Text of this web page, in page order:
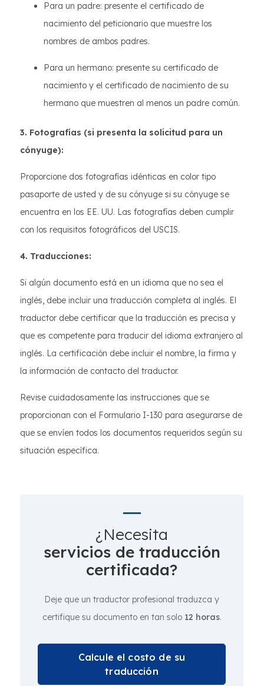
Para un padre: presente el certificado de
nacimiento del peticionario que muestre los
nombres de ambos padres.
Para un hermano: presente su certificado de
nacimiento y el certificado de nacimiento de su
hermano que muestren al menos un padre común.
3. Fotografías (si presenta la solicitud para un
cónyuge):
Proporcione dos fotografías idénticas en color tipo
pasaporte de usted y de su cónyuge si su cónyuge se
encuentra en los EE. UU. Las fotografías deben cumplir
con los requisitos fotográficos del USCIS.
4. Traducciones:
Si algún documento está en un idioma que no sea el
inglés, debe incluir una traducción completa al inglés. El
traductor debe certificar que la traducción es precisa y
que es competente para traducir del idioma extranjero al
inglés. La certificación debe incluir el nombre, la firma y
la información de contacto del traductor.
Revise cuidadosamente las instrucciones que se
proporcionan con el Formulario I-130 para asegurarse de
que se envíen todos los documentos requeridos según su
situación específica.
¿Necesita
servicios de traducción
certificada?
Deje que un traductor profesional traduzca y
certifique su documento en tan solo 12 horas.
Calcule el costo de su
traducción